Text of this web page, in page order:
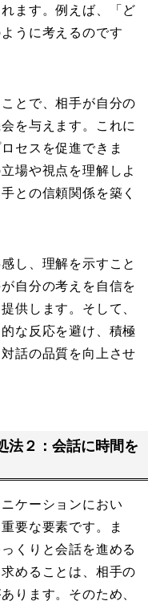
ます。例えば、「ど
うに考えるのです
とで、相手が自分の
を与えます。これに
セスを促進できま
場や視点を理解しよ
との信頼関係を築く
し、理解を示すこと
自分の考えを自信を
供します。そして、
な反応を避け、積極
話の品質を向上させ
法２：会話に時間を
ケーションにおい
要な要素です。ま
くりと会話を進める
めることは、相手の
ります。そのため、